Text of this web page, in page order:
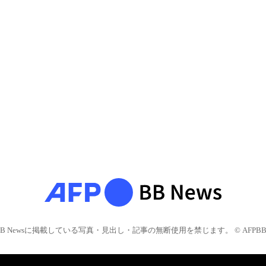
Newsに掲載している写真・見出し・記事の無断使用を禁じます。 © AFPBB